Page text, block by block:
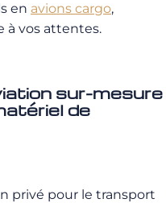
en avions cargo,
à vos attentes.
sur-mesure
de
privé pour le transport